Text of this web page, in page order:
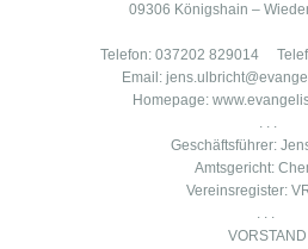
09306 Königshain –
Telefon: 037202 829014
Email:
Homepage:
. . .
Geschäftsführer:
Amtsgericht:
Vereinsregister:
. . .
VORSTAND